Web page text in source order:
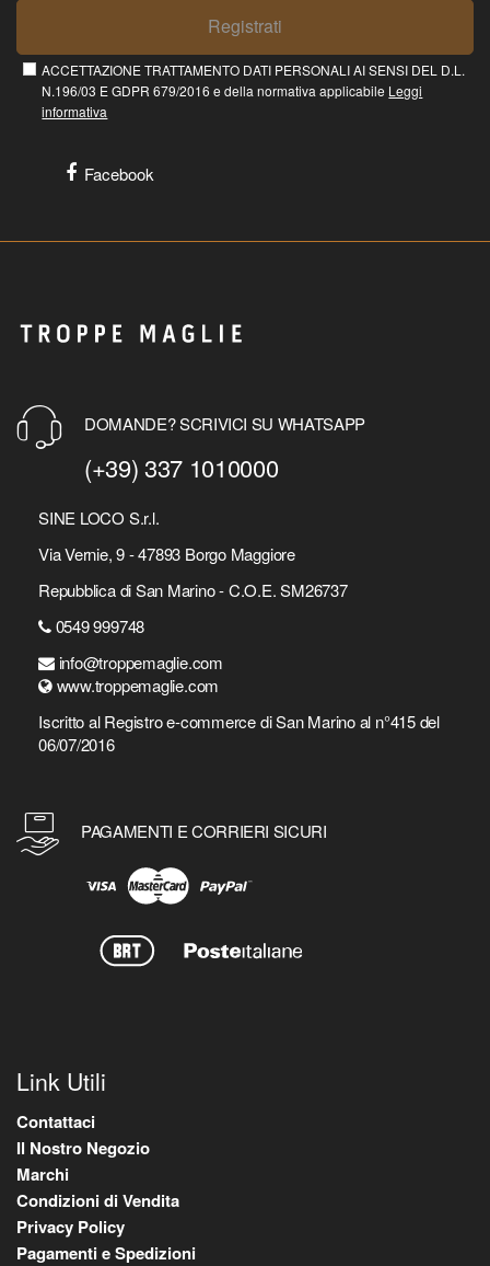
Registrati
ACCETTAZIONE TRATTAMENTO DATI PERSONALI AI SENSI DEL D.L.
N.196/03 E GDPR 679/2016 e della normativa applicabile Leggi
informativa
Facebook
DOMANDE? SCRIVICI SU WHATSAPP
(+39) 337 1010000
SINE LOCO S.r.l.
Via Vernie, 9 - 47893 Borgo Maggiore
Repubblica di San Marino - C.O.E. SM26737
0549 999748
info@troppemaglie.com
www.troppemaglie.com
Iscritto al Registro e-commerce di San Marino al n°415 del
06/07/2016
PAGAMENTI E CORRIERI SICURI
Link Utili
Contattaci
Il Nostro Negozio
Marchi
Condizioni di Vendita
Privacy Policy
Pagamenti e Spedizioni